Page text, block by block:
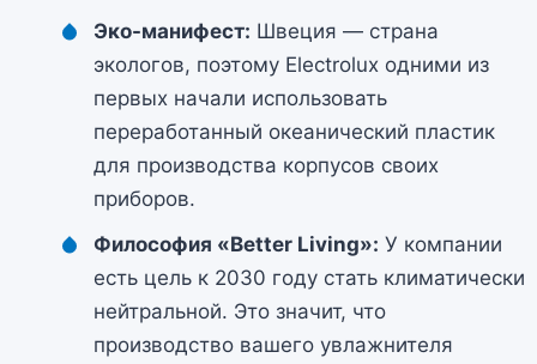
Эко-манифест: Швеция — страна
экологов, поэтому Electrolux одними из
первых начали использовать
переработанный океанический пластик
для производства корпусов своих
приборов.
Философия «Better Living»: У компании
есть цель к 2030 году стать климатически
нейтральной. Это значит, что
производство вашего увлажнителя